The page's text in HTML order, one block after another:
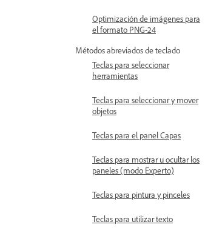
Optimización de imágenes para
el formato PNG-24
Métodos abreviados de teclado
Teclas para seleccionar
herramientas
Teclas para seleccionar y mover
objetos
Teclas para el panel Capas
Teclas para mostrar u ocultar los
paneles (modo Experto)
Teclas para pintura y pinceles
Teclas para utilizar texto